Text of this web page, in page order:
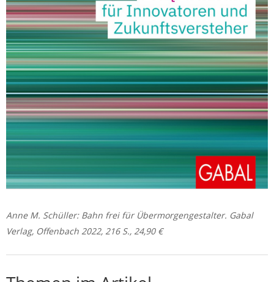
Anne M. Schüller: Bahn frei für Übermorgengestalter. Gabal
Verlag, Offenbach 2022, 216 S., 24,90 €